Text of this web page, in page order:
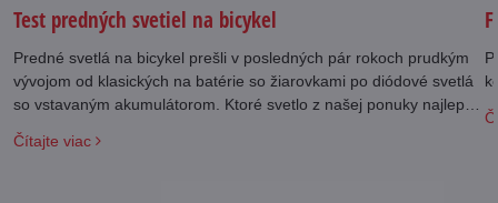
Test predných svetiel na bicykel
Predné svetlá na bicykel prešli v posledných pár rokoch prudkým
vývojom od klasických na batérie so žiarovkami po diódové svetlá
so vstavaným akumulátorom. Ktoré svetlo z našej ponuky najlepšie
vyhovie vašim požiadavkám?
Čítajte viac